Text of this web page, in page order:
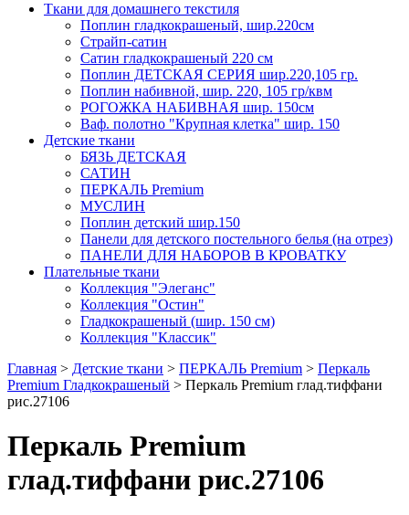
Ткани для домашнего текстиля
Поплин гладкокрашеный, шир.220см
Страйп-сатин
Сатин гладкокрашеный 220 см
Поплин ДЕТСКАЯ СЕРИЯ шир.220,105 гр.
Поплин набивной, шир. 220, 105 гр/квм
РОГОЖКА НАБИВНАЯ шир. 150см
Ваф. полотно "Крупная клетка" шир. 150
Детские ткани
БЯЗЬ ДЕТСКАЯ
САТИН
ПЕРКАЛЬ Premium
МУСЛИН
Поплин детский шир.150
Панели для детского постельного белья (на отрез)
ПАНЕЛИ ДЛЯ НАБОРОВ В КРОВАТКУ
Плательные ткани
Коллекция "Элеганс"
Коллекция "Остин"
Гладкокрашеный (шир. 150 см)
Коллекция "Классик"
Главная > Детские ткани > ПЕРКАЛЬ Premium > Перкаль
Premium Гладкокрашеный > Перкаль Premium глад.тиффани
рис.27106
Перкаль Premium
глад.тиффани рис.27106